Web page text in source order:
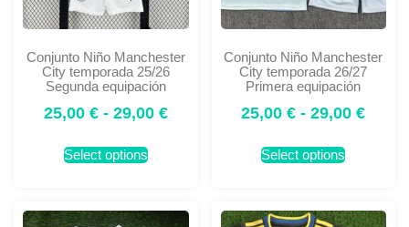
Conjunto Niño Manchester
City temporada 25/26
Segunda equipación
25,00 € - 29,00 €
Select options
Conjunto Niño Manchester
City temporada 26/27
Primera equipación
25,00€ - 29,00€
Select options